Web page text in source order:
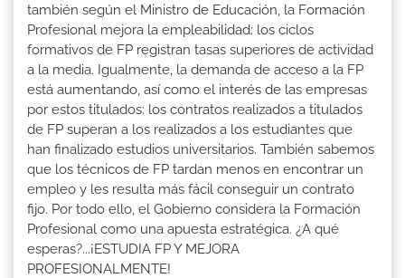
también según el Ministro de Educación, la Formación
Profesional mejora la empleabilidad: los ciclos
formativos de FP registran tasas superiores de actividad
a la media. Igualmente, la demanda de acceso a la FP
está aumentando, así como el interés de las empresas
por estos titulados: los contratos realizados a titulados
de FP superan a los realizados a los estudiantes que
han finalizado estudios universitarios. También sabemos
que los técnicos de FP tardan menos en encontrar un
empleo y les resulta más fácil conseguir un contrato
fijo. Por todo ello, el Gobierno considera la Formación
Profesional como una apuesta estratégica. ¿A qué
esperas?...¡ESTUDIA FP Y MEJORA
PROFESIONALMENTE!